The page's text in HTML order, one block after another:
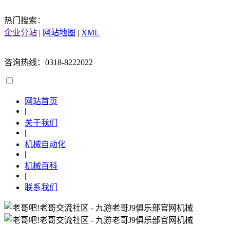
热门搜索：
企业分站 | 网站地图 | XML
咨询热线：0318-8222022
网站首页
|
关于我们
|
机械自动化
|
机械百科
|
联系我们